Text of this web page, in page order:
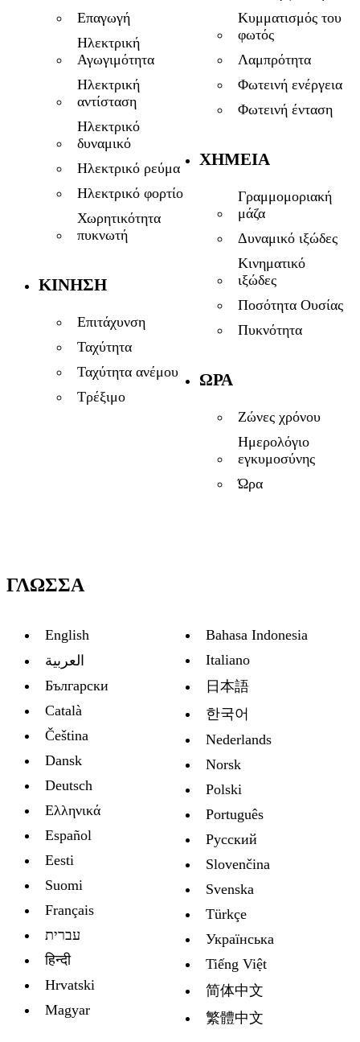
Επαγωγή
Ηλεκτρική
Αγωγιμότητα
Ηλεκτρική
αντίσταση
Ηλεκτρικό
δυναμικό
Ηλεκτρικό ρεύμα
Ηλεκτρικό φορτίο
Χωρητικότητα
πυκνωτή
ΚΊΝΗΣΗ
Επιτάχυνση
Ταχύτητα
Ταχύτητα ανέμου
Τρέξιμο
Κυμματισμός του
φωτός
Λαμπρότητα
Φωτεινή ενέργεια
Φωτεινή ένταση
ΧΗΜΕΊΑ
Γραμμομοριακή
μάζα
Δυναμικό ιξώδες
Κινηματικό
ιξώδες
Ποσότητα Ουσίας
Πυκνότητα
ΏΡΑ
Ζώνες χρόνου
Ημερολόγιο
εγκυμοσύνης
Ώρα
ΓΛΏΣΣΑ
English
العربية
Български
Català
Čeština
Dansk
Deutsch
Ελληνικά
Español
Eesti
Suomi
Français
עברית
हिन्दी
Hrvatski
Magyar
Bahasa Indonesia
Italiano
日本語
한국어
Nederlands
Norsk
Polski
Português
Русский
Slovenčina
Svenska
Türkçe
Украïнська
Tiếng Việt
简体中文
繁體中文